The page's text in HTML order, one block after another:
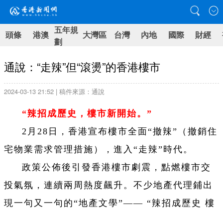
頭條 港澳 五年規
劃
大灣區 台灣 內地 國際 財經
通說：“走辣”但“滾燙”的香港樓市
2024-03-13 21:52 | 稿件來源：通說
“辣招成歷史，樓市新開始。”
2月28日，香港宣布樓市全面“撤辣”（撤銷住
宅物業需求管理措施），進入“走辣”時代。
政策公佈後引發香港樓市劇震，點燃樓市交
投氣氛，連續兩周熱度飆升。不少地產代理鋪出
現一句又一句的“地產文學”—— “辣招成歷史 樓